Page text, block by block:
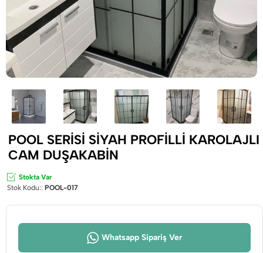
POOL SERİSİ SİYAH PROFİLLİ KAROLAJLI
CAM DUŞAKABİN
Stokta Var
Stok Kodu:: POOL-017
Whatsapp Sipariş Ver